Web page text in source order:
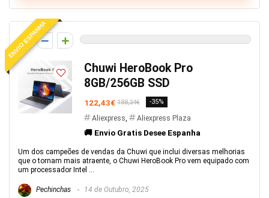
ENVIO ESPANHA
0
Chuwi HeroBook Pro
8GB/256GB SSD
122,43€ 188,34€ -35%
Aliexpress, Aliexpress Plaza
🚚 Envio Gratis Desee Espanha
Um dos campeões de vendas da Chuwi que inclui diversas melhorias
que o tornam mais atraente, o Chuwi HeroBook Pro vem equipado com
um processador Intel ...
Pechinchas 14 de Outubro, 2025